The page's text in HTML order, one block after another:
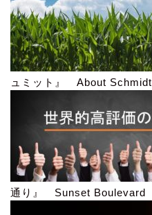
ュミット』 About Schmidt
通り』 Sunset Boulevard